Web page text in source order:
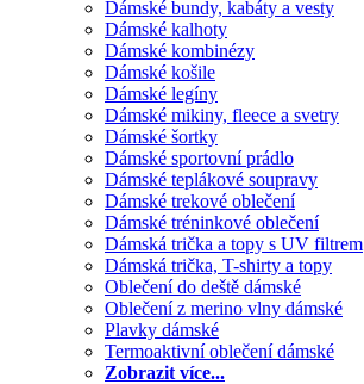
Dámské bundy, kabáty a vesty
Dámské kalhoty
Dámské kombinézy
Dámské košile
Dámské legíny
Dámské mikiny, fleece a svetry
Dámské šortky
Dámské sportovní prádlo
Dámské teplákové soupravy
Dámské trekové oblečení
Dámské tréninkové oblečení
Dámská trička a topy s UV filtrem
Dámská trička, T-shirty a topy
Oblečení do deště dámské
Oblečení z merino vlny dámské
Plavky dámské
Termoaktivní oblečení dámské
Zobrazit více...